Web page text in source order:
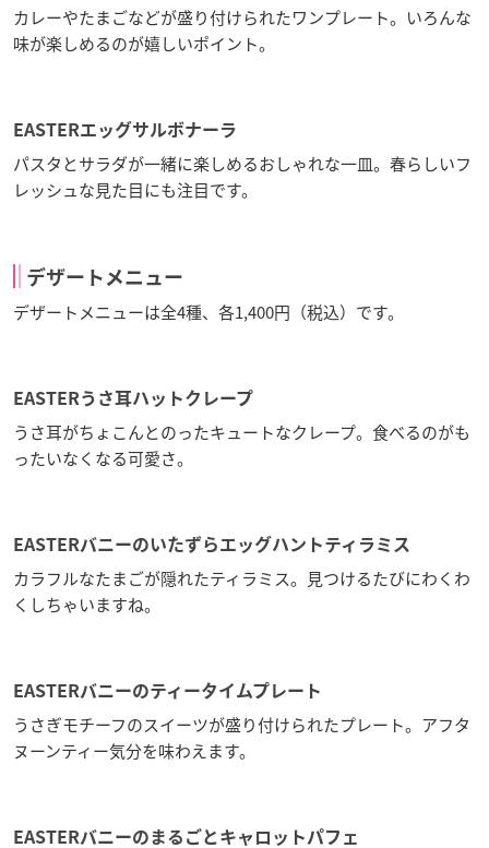
カレーやたまごなどが盛り付けられたワンプレート。いろんな
味が楽しめるのが嬉しいポイント。
EASTERエッグサルボナーラ
パスタとサラダが一緒に楽しめるおしゃれな一皿。春らしいフ
レッシュな見た目にも注目です。
デザートメニュー
デザートメニューは全4種、各1,400円（税込）です。
EASTERうさ耳ハットクレープ
うさ耳がちょこんとのったキュートなクレープ。食べるのがも
ったいなくなる可愛さ。
EASTERバニーのいたずらエッグハントティラミス
カラフルなたまごが隠れたティラミス。見つけるたびにわくわ
くしちゃいますね。
EASTERバニーのティータイムプレート
うさぎモチーフのスイーツが盛り付けられたプレート。アフタ
ヌーンティー気分を味わえます。
EASTERバニーのまるごとキャロットパフェ